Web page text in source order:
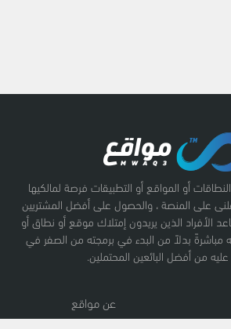
أو المواقع أو التطبيقات فرصة لمالكيها
على المنصة ، والحصول على أفضل المشتريين
الأفراد الذين يريدون إمتلاك موقع أو نطاق أو
مباشرةً بدلاً من البدء في برمجته من الصفر في
من أفضل البائعين المحتملين.
عن مواقع